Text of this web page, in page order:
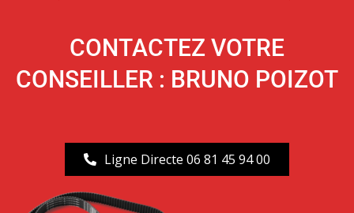
CONTACTEZ VOTRE
CONSEILLER : BRUNO POIZOT
Ligne Directe 06 81 45 94 00